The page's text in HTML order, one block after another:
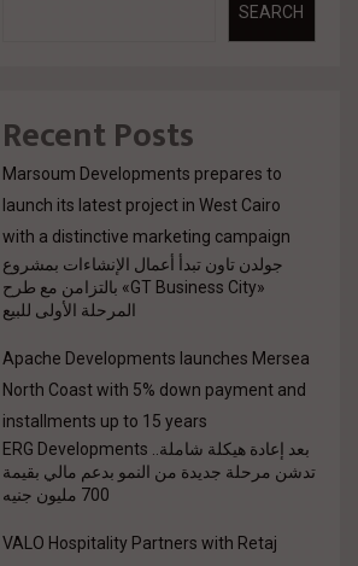
SEARCH
Recent Posts
Marsoum Developments prepares to
launch its latest project in West Cairo
with a distinctive marketing campaign
جولدن تاون تبدأ أعمال الإنشاءات بمشروع
«GT Business City» بالتزامن مع طرح
المرحلة الأولى للبيع
Apache Developments launches Mersea
North Coast with 5% down payment and
installments up to 15 years
بعد إعادة هيكلة شاملة.. ERG Developments
تدشن مرحلة جديدة من النمو بدعم مالي بقيمة
700 مليون جنيه
VALO Hospitality Partners with Retaj